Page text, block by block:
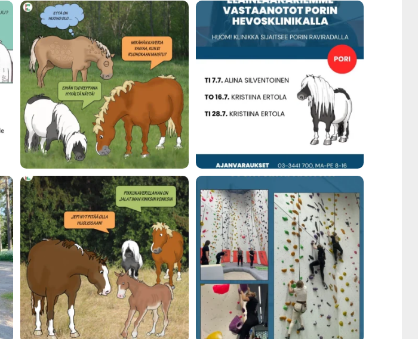
Nyt satei­set kelit ovat hel­pot­ta­neet ...
28 0
Eläin­lää­kä­rim­me vas­taa­not­ta­vat poti­lai­ta
3 0
Var­san sai­ras­tu­mi­seen on aina puu­tut­ta­va...
24 0 32 0